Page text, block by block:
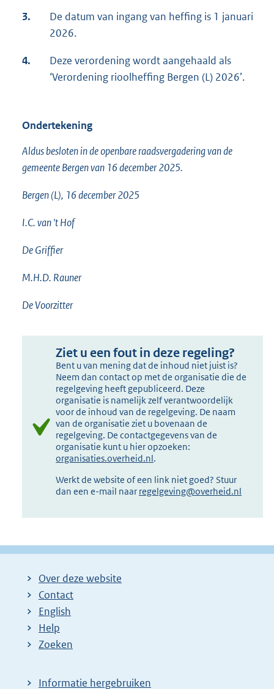
3.
De datum van ingang van heffing is 1 januari
2026.
4.
Deze verordening wordt aangehaald als
‘Verordening rioolheffing Bergen (L) 2026’.
Ondertekening
Aldus besloten in de openbare raadsvergadering van de
gemeente Bergen van 16 december 2025.
Bergen (L), 16 december 2025
I.C. van 't Hof
De Griffier
M.H.D. Rauner
De Voorzitter
Ziet u een fout in deze regeling?
Bent u van mening dat de inhoud niet juist is?
Neem dan contact op met de organisatie die de
regelgeving heeft gepubliceerd. Deze
organisatie is namelijk zelf verantwoordelijk
voor de inhoud van de regelgeving. De naam
van de organisatie ziet u bovenaan de
regelgeving. De contactgegevens van de
organisatie kunt u hier opzoeken:
organisaties.overheid.nl.
Werkt de website of een link niet goed? Stuur
dan een e-mail naar regelgeving@overheid.nl
Over deze website
Contact
English
Help
Zoeken
Informatie hergebruiken